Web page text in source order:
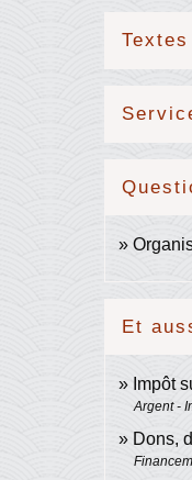
Et
Impôt
Argent -
Dons,